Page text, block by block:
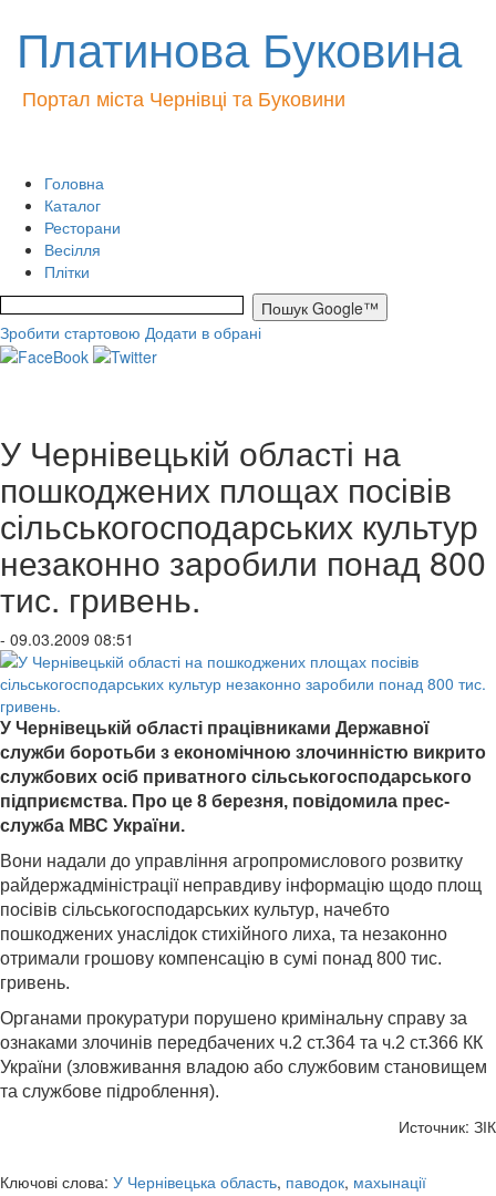
Платинова Буковина
Портал міста Чернівці та Буковини
Головна
Каталог
Ресторани
Весілля
Плітки
Зробити стартовою Додати в обрані
У Чернівецькій області на
пошкоджених площах посівів
сільськогосподарських культур
незаконно заробили понад 800
тис. гривень.
- 09.03.2009 08:51
У Чернівецькій області працівниками Державної
служби боротьби з економічною злочинністю викрито
службових осіб приватного сільськогосподарського
підприємства. Про це 8 березня, повідомила прес-
служба МВС України.
Вони надали до управління агропромислового розвитку
райдержадміністрації неправдиву інформацію щодо площ
посівів сільськогосподарських культур, начебто
пошкоджених унаслідок стихійного лиха, та незаконно
отримали грошову компенсацію в сумі понад 800 тис.
гривень.
Органами прокуратури порушено кримінальну справу за
ознаками злочинів передбачених ч.2 ст.364 та ч.2 ст.366 КК
України (зловживання владою або службовим становищем
та службове підроблення).
Источник: ЗІК
Ключові слова: У Чернівецька область, паводок, махынації